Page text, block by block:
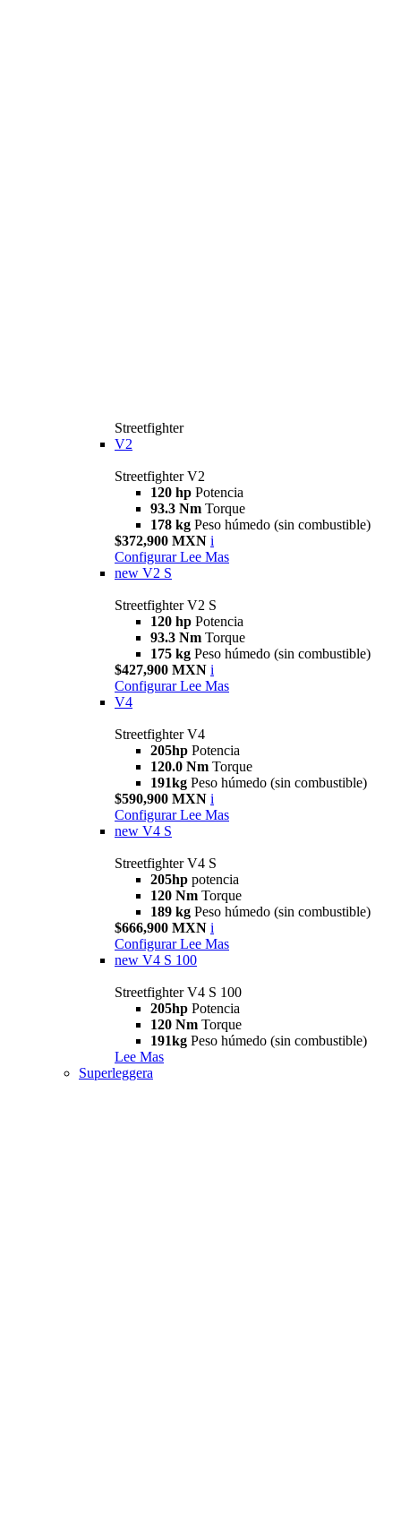
Streetfighter
V2
Streetfighter V2
120 hp Potencia
93.3 Nm Torque
178 kg Peso húmedo (sin combustible)
$372,900 MXN i
Configurar Lee Mas
new V2 S
Streetfighter V2 S
120 hp Potencia
93.3 Nm Torque
175 kg Peso húmedo (sin combustible)
$427,900 MXN i
Configurar Lee Mas
V4
Streetfighter V4
205hp Potencia
120.0 Nm Torque
191kg Peso húmedo (sin combustible)
$590,900 MXN i
Configurar Lee Mas
new V4 S
Streetfighter V4 S
205hp potencia
120 Nm Torque
189 kg Peso húmedo (sin combustible)
$666,900 MXN i
Configurar Lee Mas
new V4 S 100
Streetfighter V4 S 100
205hp Potencia
120 Nm Torque
191kg Peso húmedo (sin combustible)
Lee Mas
Superleggera